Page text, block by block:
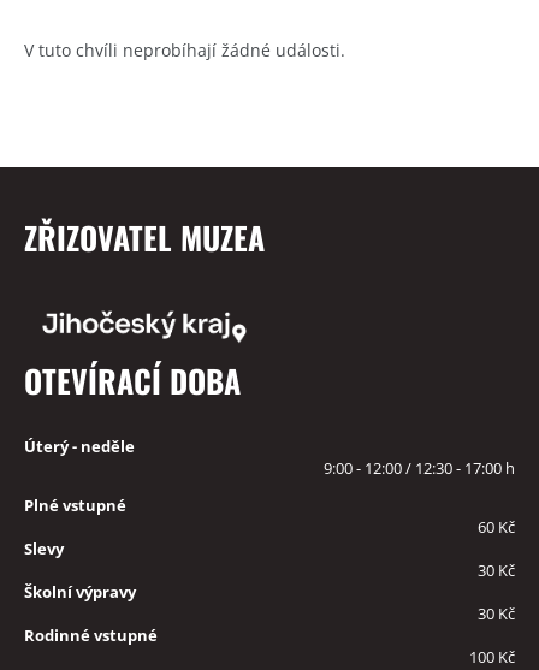
V tuto chvíli neprobíhají žádné události.
ZŘIZOVATEL MUZEA
OTEVÍRACÍ DOBA
Úterý - neděle
9:00 - 12:00 / 12:30 - 17:00 h
Plné vstupné
60 Kč
Slevy
30 Kč
Školní výpravy
30 Kč
Rodinné vstupné
100 Kč